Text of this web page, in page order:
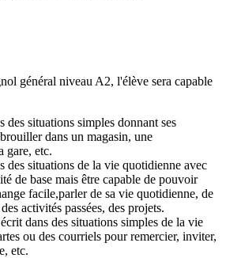
général niveau A2, l'élève sera capable
des situations simples donnant ses
dans un magasin, une
gare, etc.
des situations de la vie quotidienne avec
de base mais être capable de pouvoir
facile,parler de sa vie quotidienne, de
activités passées, des projets.
dans des situations simples de la vie
ou des courriels pour remercier, inviter,
etc.